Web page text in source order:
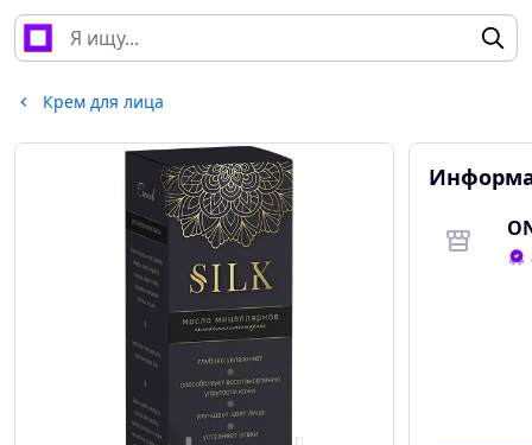
Крем для лица